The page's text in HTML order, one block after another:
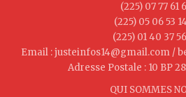
(225) 07 77 61
(225) 05 06 53
(225) 01 40 37
Email : justeinfos14@gmail.com /
Adresse Postale : 10 BP
QUI SOMMES